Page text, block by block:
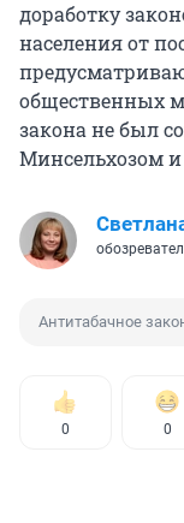
доработку
населения от
общественных
закона не был
Минсельхозом
Антитабачное
0 0